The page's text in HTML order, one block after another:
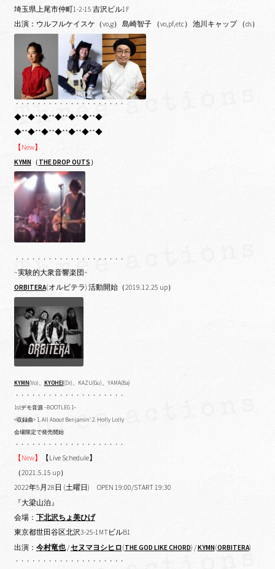
埼玉県上尾市仲町1-2-15 吉沢ビル1F
出演：ウルフルケイスケ（vo,g） 島崎智子 （vo,pf,etc） 池川キャップ （ds）
・・・・・・・・・・・・・・・・・・・・
◆**◆**◆**◆**◆**◆**◆
◆**◆**◆**◆**◆**◆**◆
【New】
KYMN （ THE DROP OUTS ）
・・・・・・・・・・・・・・・・・・・・
~実験的大衆音響楽団~
ORBITERA(オルビテラ) 活動開始（2019.12.25 up）
KYMN(Vo)、 KYOHEI(Dr)、KAZU(Gu)、YAMA(Ba)
・・・・・・・・・・・・・・・・・・・・
1stデモ音源 ~BOOTLEG 1~
<収録曲> 1. All About Benjamin’ 2. Holly Lolly
会場限定で発売開始
・・・・・・・・・・・・・・・・・・・・
【New】
【Live Schedule】
（2021.5.15 up）
2022年5月28日 (土曜日) OPEN 19:00/START 19:30
『大梁山泊』
会場： 下北沢ちょ美ひげ
東京都世田谷区北沢3-25-1MTビルB1
出演： 今村竜也/セヌマヨシヒロ(THE GOD LIKE CHORD) /KYMN(ORBITERA)
・・・・・・・・・・・・・・・・・・・・